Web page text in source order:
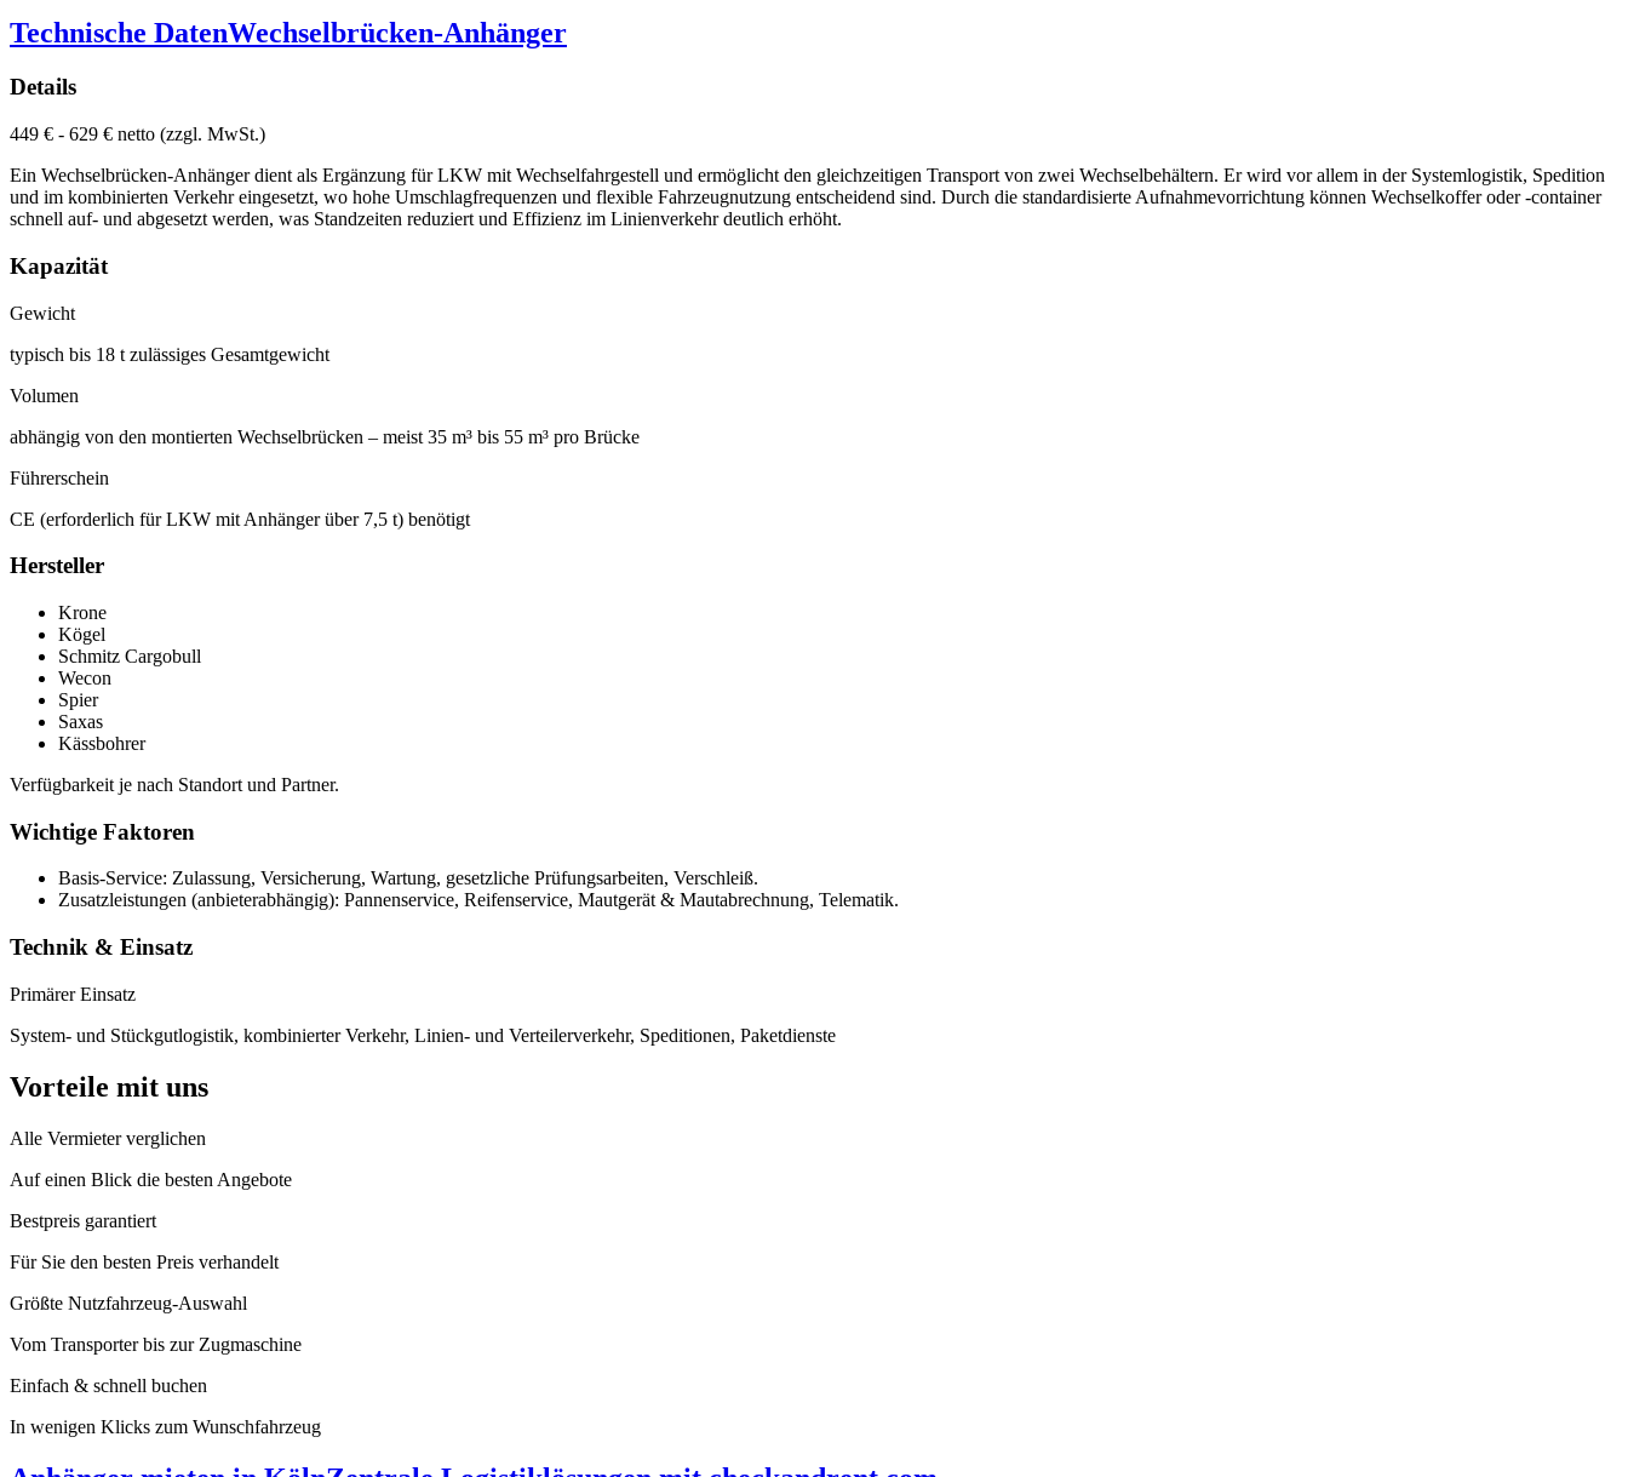
Technische DatenWechselbrücken-Anhänger
Details
449 € - 629 € netto (zzgl. MwSt.)
Ein Wechselbrücken-Anhänger dient als Ergänzung für LKW mit Wechselfahrgestell und ermöglicht den gleichzeitigen Transport von zwei Wechselbehältern. Er wird vor allem in der Systemlogistik, Spedition
und im kombinierten Verkehr eingesetzt, wo hohe Umschlagfrequenzen und flexible Fahrzeugnutzung entscheidend sind. Durch die standardisierte Aufnahmevorrichtung können Wechselkoffer oder -container
schnell auf- und abgesetzt werden, was Standzeiten reduziert und Effizienz im Linienverkehr deutlich erhöht.
Kapazität
Gewicht
typisch bis 18 t zulässiges Gesamtgewicht
Volumen
abhängig von den montierten Wechselbrücken – meist 35 m³ bis 55 m³ pro Brücke
Führerschein
CE (erforderlich für LKW mit Anhänger über 7,5 t) benötigt
Hersteller
Krone
Kögel
Schmitz Cargobull
Wecon
Spier
Saxas
Kässbohrer
Verfügbarkeit je nach Standort und Partner.
Wichtige Faktoren
Basis-Service: Zulassung, Versicherung, Wartung, gesetzliche Prüfungsarbeiten, Verschleiß.
Zusatzleistungen (anbieterabhängig): Pannenservice, Reifenservice, Mautgerät & Mautabrechnung, Telematik.
Technik & Einsatz
Primärer Einsatz
System- und Stückgutlogistik, kombinierter Verkehr, Linien- und Verteilerverkehr, Speditionen, Paketdienste
Vorteile mit uns
Alle Vermieter verglichen
Auf einen Blick die besten Angebote
Bestpreis garantiert
Für Sie den besten Preis verhandelt
Größte Nutzfahrzeug-Auswahl
Vom Transporter bis zur Zugmaschine
Einfach & schnell buchen
In wenigen Klicks zum Wunschfahrzeug